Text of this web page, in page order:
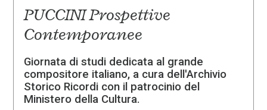
PUCCINI Prospettive
Contemporanee
Giornata di studi dedicata al grande
compositore italiano, a cura dell'Archivio
Storico Ricordi con il patrocinio del
Ministero della Cultura.